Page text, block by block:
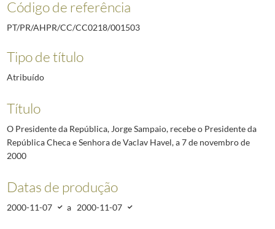
Código de referência
PT/PR/AHPR/CC/CC0218/001503
Tipo de título
Atribuído
Título
O Presidente da República, Jorge Sampaio, recebe o Presidente da
República Checa e Senhora de Vaclav Havel, a 7 de novembro de
2000
Datas de produção
2000-11-07 a 2000-11-07